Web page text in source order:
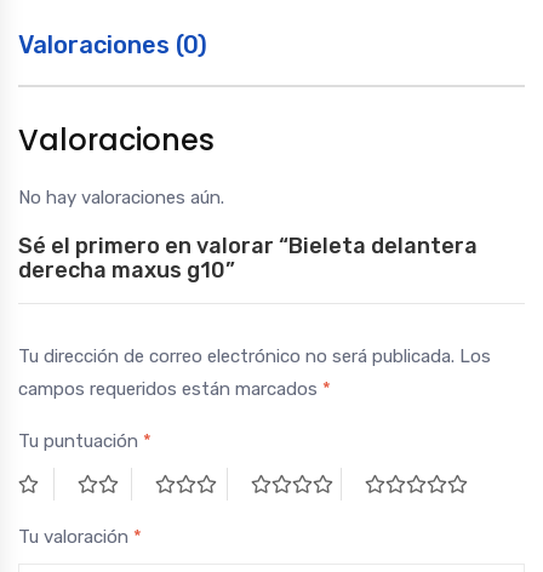
Valoraciones (0)
Valoraciones
No hay valoraciones aún.
Sé el primero en valorar “Bieleta delantera
derecha maxus g10”
Tu dirección de correo electrónico no será publicada. Los
campos requeridos están marcados *
Tu puntuación *
Tu valoración *